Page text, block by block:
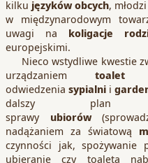
kilku języków obcych,
w międzynarodowym
uwagi na koligacje
europejskimi.
Nieco wstydliwe kwestie
urządzaniem toalet
odwiedzeniasypialni i
dalszy plan
sprawy ubiorów
nadążaniem za światową
czynności jak, spożywanie
ubieranie czy toaleta